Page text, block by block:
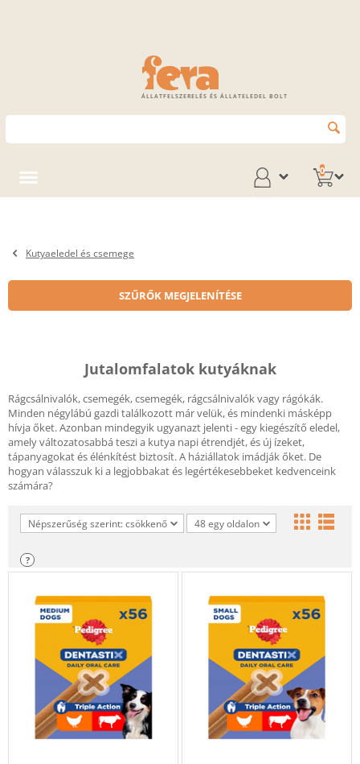
ÁLLATFELSZERELÉS ÉS ÁLLATELEDEL BOLT
0
Kutyaeledel és csemege
SZŰRŐK MEGJELENÍTÉSE
Jutalomfalatok kutyáknak
Rágcsálnivalók, csemegék, csemegék, rágcsálnivalók vagy rágókák.
Minden négylábú gazdi találkozott már velük, és mindenki másképp
hívja őket. Azonban mindegyik ugyanazt jelenti - egy kiegészítő eledel,
amely változatosabbá teszi a kutya napi étrendjét, és új ízeket,
tápanyagokat és élénkítést biztosít. A háziállatok imádják őket. De
hogyan válasszuk ki a legjobbakat és legértékesebbeket kedvenceink
számára?
Népszerűség szerint: csökkenő 48 egy oldalon
?